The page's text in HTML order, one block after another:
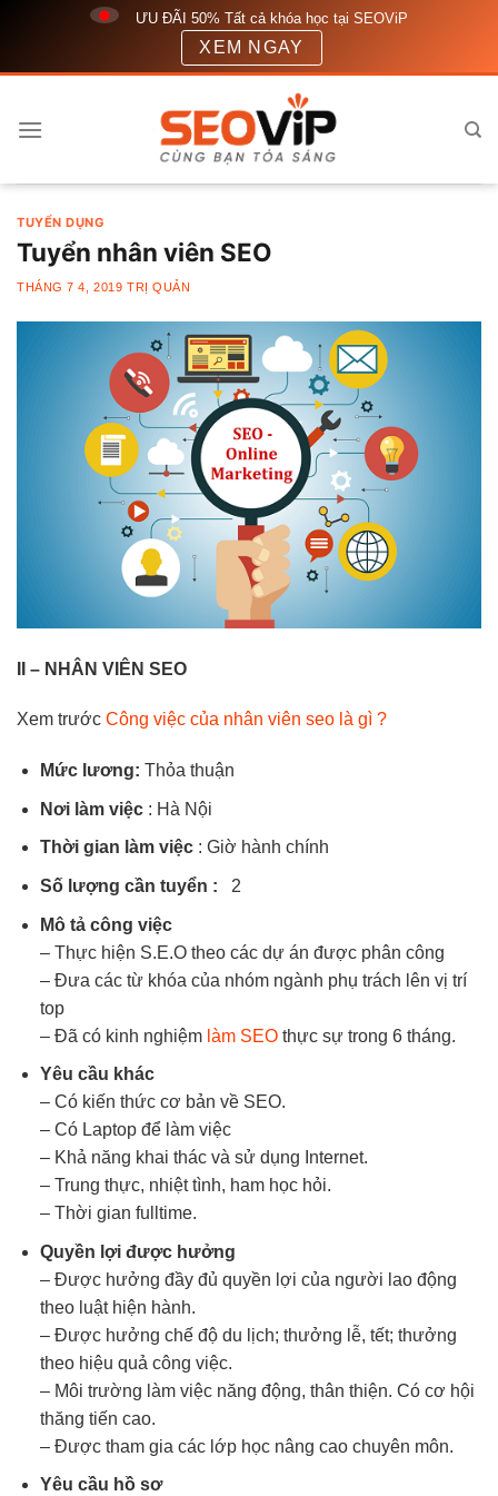
nội
ƯU ĐÃI 50% Tất cả khóa học tại SEOViP
XEM NGAY
TUYỂN DỤNG
Tuyển nhân viên SEO
THÁNG 7 4, 2019 TRỊ QUẢN
II – NHÂN VIÊN SEO
Xem trước Công việc của nhân viên seo là gì ?
Mức lương: Thỏa thuận
Nơi làm việc : Hà Nội
Thời gian làm việc : Giờ hành chính
Số lượng cần tuyển : 2
Mô tả công việc
– Thực hiện S.E.O theo các dự án được phân công
– Đưa các từ khóa của nhóm ngành phụ trách lên vị trí
top
– Đã có kinh nghiệm làm SEOthực sự trong 6 tháng.
Yêu cầu khác
– Có kiến thức cơ bản về SEO.
– Có Laptop để làm việc
– Khả năng khai thác và sử dụng Internet.
– Trung thực, nhiệt tình, ham học hỏi.
– Thời gian fulltime.
Quyền lợi được hưởng
– Được hưởng đầy đủ quyền lợi của người lao động
theo luật hiện hành.
– Được hưởng chế độ du lịch; thưởng lễ, tết; thưởng
theo hiệu quả công việc.
– Môi trường làm việc năng động, thân thiện. Có cơ hội
thăng tiến cao.
– Được tham gia các lớp học nâng cao chuyên môn.
Yêu cầu hồ sơ